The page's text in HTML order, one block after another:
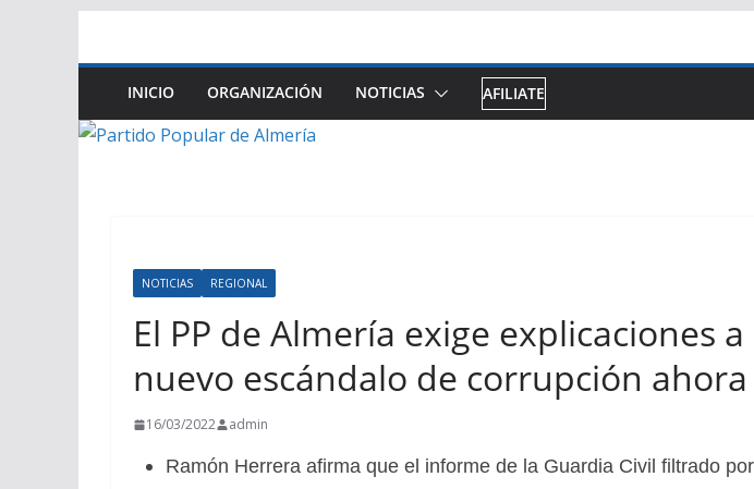
contenido
INICIO ORGANIZACIÓN NOTICIAS AFILIATE
NOTICIAS REGIONAL
El PP de Almería exige explicaciones
nuevo escándalo de corrupción
16/03/2022 admin
Ramón Herrera afirma que el informe de la Guardia Civil filtrado